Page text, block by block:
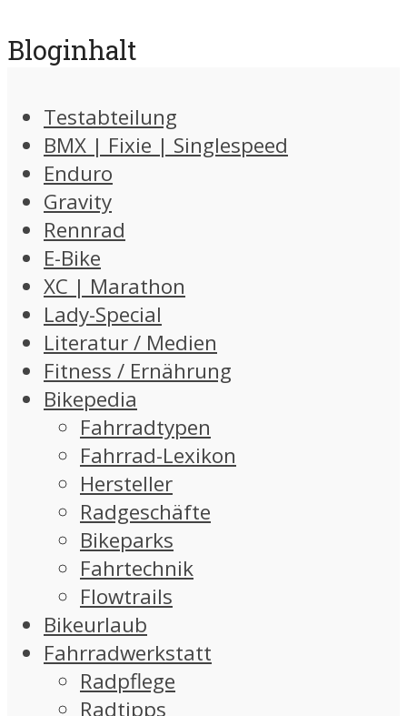
Bloginhalt
Testabteilung
BMX | Fixie | Singlespeed
Enduro
Gravity
Rennrad
E-Bike
XC | Marathon
Lady-Special
Literatur / Medien
Fitness / Ernährung
Bikepedia
Fahrradtypen
Fahrrad-Lexikon
Hersteller
Radgeschäfte
Bikeparks
Fahrtechnik
Flowtrails
Bikeurlaub
Fahrradwerkstatt
Radpflege
Radtipps